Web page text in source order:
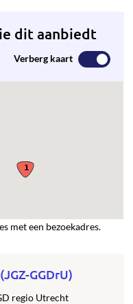
dit aanbiedt
Verberg kaart
met een bezoekadres.
GGDrU)
regio Utrecht